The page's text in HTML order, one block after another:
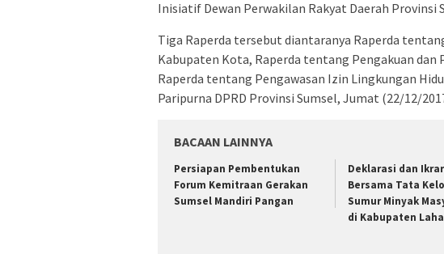
Inisiatif Dewan Perwakilan Rakyat Daerah Provinsi
Tiga Raperda tersebut diantaranya Raperda
Kabupaten Kota, Raperda tentang Pengakuan dan
Raperda tentang Pengawasan Izin Lingkungan
Paripurna DPRD Provinsi Sumsel, Jumat (22/12/
BACAAN LAINNYA
Persiapan Pembentukan
Forum Kemitraan Gerakan
Sumsel Mandiri Pangan
Deklarasi dan Ikrar
Bersama Tata
Sumur Minyak
di Kabupaten